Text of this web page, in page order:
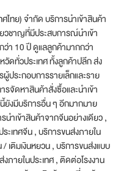
ทย) จำกัด บริการนำเข้าสินค้า
วชาญที่มีประสบการณ์นำเข้า
า 10 ปี ดูแลลูกค้ามากกว่า
วัดทั่วประเทศ ทั้งลูกค้าปลีก ส่ง
ประกอบการรายเล็กและราย
รจัดหาสินค้าสั่งซื้อและนำเข้า
งมีบริการอื่น ๆ อีกมากมาย
นำเข้าสินค้าจากจีนอย่างเดียว ,
ะเทศจีน , บริการขนส่งภายใน
/ เติมเงินหยวน , บริการขนส่งแบบ
ภายในประเทศ , ติดต่อโรงงาน